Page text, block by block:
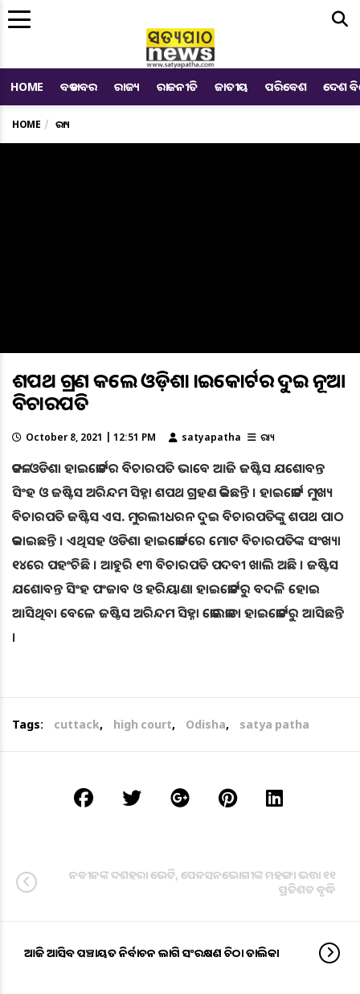
HOME ବଡ ଖବର ରାଜ୍ୟ ରାଜନୀତି ଜାତୀୟ ପରିବେଶ ଦେଶ
HOME ରାଜ୍ୟ
ଶପଥ ଗ୍ରହଣ କଲେ ଓଡ଼ିଶା ହାଇକୋର୍ଟର ଦୁଇ ନୂଆ
ବିଚାରପତି
October 8, 2021 | 12:51 PM satyapatha ରାଜ୍ୟ
କଟକ: ଓଡିଶା ହାଇକୋର୍ଟର ବିଚାରପତି ଭାବେ ଆଜି ଜଷ୍ଟିସ ଯଶୋବନ୍ତ
ସିଂହ ଓ ଜଷ୍ଟିସ ଅରିନ୍ଦମ ସିହ୍ନା ଶପଥ ଗ୍ରହଣ କରିଛନ୍ତି । ହାଇକୋର୍ଟ ମୁଖ୍ୟ
ବିଚାରପତି ଜଷ୍ଟିସ ଏସ. ମୁରଲୀଧରନ ଦୁଇ ବିଚାରପତିଙ୍କୁ ଶପଥ ପାଠ
କରାଇଛନ୍ତି । ଏଥିସହ ଓଡିଶା ହାଇକୋର୍ଟରେ ମୋଟ ବିଚାରପତିଙ୍କ ସଂଖ୍ୟା
୧୪ରେ ପହଂଚିଛି । ଆହୁରି ୧୩ ବିଚାରପତି ପଦବୀ ଖାଲି ଅଛି । ଜଷ୍ଟିସ
ଯଶୋବନ୍ତ ସିଂହ ପଂଜାବ ଓ ହରିୟାଣା ହାଇକୋର୍ଟରୁ ବଦଳି ହୋଇ
ଆସିଥିବା ବେଳେ ଜଷ୍ଟିସ ଅରିନ୍ଦମ ସିହ୍ନା କୋଲକାତା ହାଇକୋର୍ଟରୁ ଆସିଛନ୍ତି
।
Tags: cuttack, high court, Odisha, satya patha
ନବୀନଙ୍କ ଦଶହରା ଭେଟି, ପେନସନଭୋଗୀଙ୍କ ମହଙ୍ଗା ଭତ୍ତା ୧୧
ପ୍ରତିଶତ ବୃଦ୍ଧି
ଆଜି ଆସିବ ପଞ୍ଚାୟତ ନିର୍ବାଚନ ଲାଗି ସଂରକ୍ଷଣ ଚିଠା ତାଲିକା